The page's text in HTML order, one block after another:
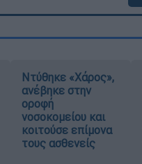
Ντύθηκε «Χάρος»,
ανέβηκε στην
οροφή
νοσοκομείου και
κοιτούσε επίμονα
τους ασθενείς